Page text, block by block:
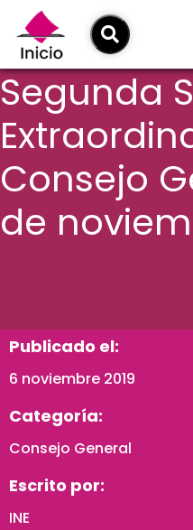
Segunda
Consejo
de
Publicado el:
6 noviembre 2019
Categoría:
Consejo General
Escrito por:
INE